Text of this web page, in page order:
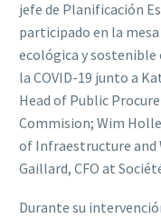
jefe de Planificación
participado en la
ecológica y sostenible
la COVID-19 junto a
Head of Public
Commision; Wim
of Infraestructure and
Gaillard, CFO at
Durante su